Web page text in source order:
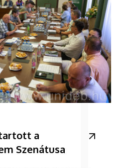
a
Szenátusa